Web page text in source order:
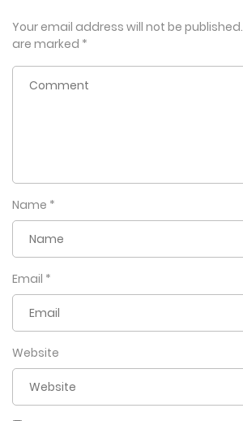
Your email address will not be published.
are marked *
Name *
Email *
Website